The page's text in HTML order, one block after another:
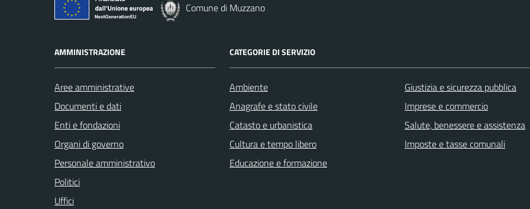
Comune di Muzzano
AMMINISTRAZIONE
Aree amministrative
Documenti e dati
Enti e fondazioni
Organi di governo
Personale amministrativo
Politici
Uffici
CATEGORIE DI SERVIZIO
Ambiente
Anagrafe e stato civile
Catasto e urbanistica
Cultura e tempo libero
Educazione e formazione
Giustizia e sicurezza pubblica
Imprese e commercio
Salute, benessere e assistenza
Imposte e tasse comunali